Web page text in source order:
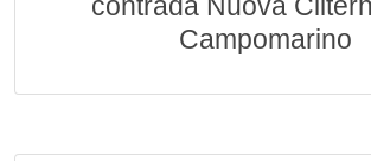
Campomarino